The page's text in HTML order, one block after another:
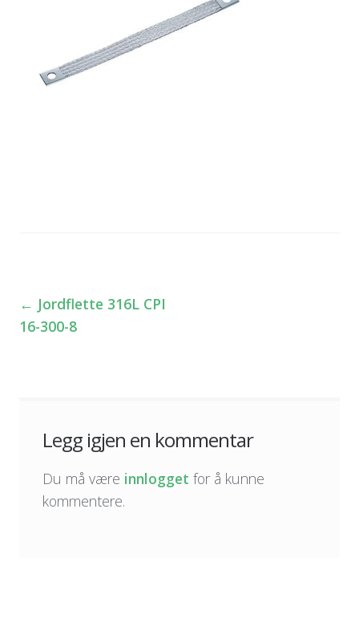
Innleggsnavigasjon
← Jordflette 316L CPI
16-300-8
Legg igjen en kommentar
Du må være innlogget for å kunne
kommentere.